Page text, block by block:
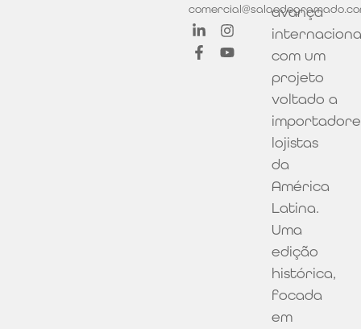
avança
com um
projeto
voltado a
lojistas
da
América
Latina.
Uma
edição
histórica,
focada
em